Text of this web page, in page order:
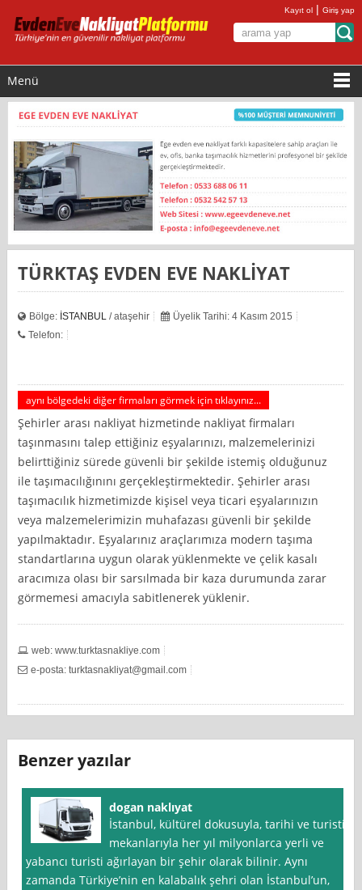
Kayıt ol |Giriş yap
Menü
TÜRKTAŞ EVDEN EVE NAKLİYAT
Bölge: İSTANBUL / ataşehir
Üyelik Tarihi: 4 Kasım 2015
Telefon:
aynı bölgedeki diğer firmaları görmek için tıklayınız...
Şehirler arası nakliyat hizmetinde nakliyat firmaları
taşınmasını talep ettiğiniz eşyalarınızı, malzemelerinizi
belirttiğiniz sürede güvenli bir şekilde istemiş olduğunuz
ile taşımacılığınını gerçekleştirmektedir. Şehirler arası
taşımacılık hizmetimizde kişisel veya ticari eşyalarınızın
veya malzemelerimizin muhafazası güvenli bir şekilde
yapılmaktadır. Eşyalarınız araçlarımıza modern taşıma
standartlarına uygun olarak yüklenmekte ve çelik kasalı
aracımıza olası bir sarsılmada bir kaza durumunda zarar
görmemesi amacıyla sabitlenerek yüklenir.
web: www.turktasnakliye.com
e-posta:turktasnakliyat@gmail.com
Benzer yazılar
dogan naklıyat
İstanbul, kültürel dokusuyla, tarihi ve turistik
mekanlarıyla her yıl milyonlarca yerli ve
yabancı turisti ağırlayan bir şehir olarak bilinir. Aynı
zamanda Türkiye’nin en kalabalık şehri olan İstanbul’un,